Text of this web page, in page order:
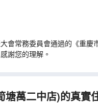
會常務委員會通過的《重
謝您的理解。
塘萬二中店)的真實